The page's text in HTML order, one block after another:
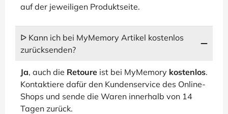
auf der jeweiligen Produktseite.
ᐅ Kann ich bei MyMemory Artikel kostenlos
zurücksenden?
Ja, auch die Retoure ist bei MyMemory kostenlos.
Kontaktiere dafür den Kundenservice des Online-
Shops und sende die Waren innerhalb von 14
Tagen zurück.